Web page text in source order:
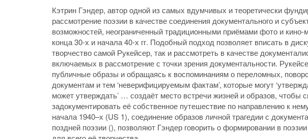
Кэтрин Гэндер, автор одной из самых вдумчивых и теоретически
рассмотрение поэзии в качестве соединения документального и
возможностей, неограниченный традиционными приёмами фото и
конца 30-х и начала 40-х гг. Подобный подход позволяет вписать в
творчество самой Рукейсер, так и рассмотреть в качестве
включаемых в рассмотрение с точки зрения документальности.
публичные образы и обращаясь к воспоминаниям о переломных,
документам и тем ‘неверифицируемым фактам’, которые могут
может утверждать’ … создаёт место встречи жизней и образов, чтобы
задокументировать её собственное путешествие по направлению к
начала 1940–х (US 1), соединение образов личной трагедии с
поздней поэзии (), позволяют Гэндер говорить о формировании в